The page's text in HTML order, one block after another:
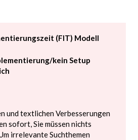
(FIT) Modell
kein Setup
und textlichen Verbesserungen
sofort, Sie müssen nichts
irrelevante Suchthemen